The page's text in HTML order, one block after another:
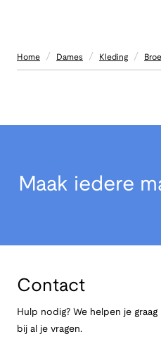
Home / Dames / Kleding /
Maak iedere
Contact
Hulp nodig? We helpen je
bij al je vragen.